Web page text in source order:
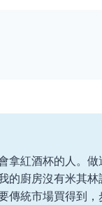
拿紅酒杯的人。做
的廚房沒有米其
傳統市場買得到